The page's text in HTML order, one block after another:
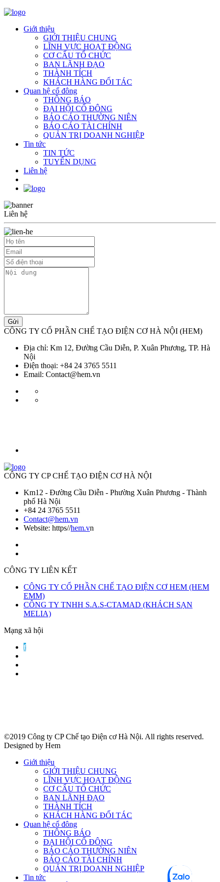
Giới thiệu
GIỚI THIỆU CHUNG
LĨNH VỰC HOẠT ĐỘNG
CƠ CẤU TỔ CHỨC
BAN LÃNH ĐẠO
THÀNH TÍCH
KHÁCH HÀNG ĐỐI TÁC
Quan hệ cổ đông
THÔNG BÁO
ĐẠI HỘI CỔ ĐÔNG
BÁO CÁO THƯỜNG NIÊN
BÁO CÁO TÀI CHÍNH
QUẢN TRỊ DOANH NGHIỆP
Tin tức
TIN TỨC
TUYỂN DỤNG
Liên hệ
Liên hệ
Gửi
CÔNG TY CỔ PHẦN CHẾ TẠO ĐIỆN CƠ HÀ NỘI (HEM)
Địa chỉ: Km 12, Đường Cầu Diễn, P. Xuân Phương, TP. Hà
Nội
Điện thoại: +84 24 3765 5511
Email: Contact@hem.vn
CÔNG TY CP CHẾ TẠO ĐIỆN CƠ HÀ NỘI
Km12 - Đường Cầu Diễn - Phường Xuân Phương - Thành
phố Hà Nội
+84 24 3765 5511
Contact@hem.vn
Website: https//hem.vn
CÔNG TY LIÊN KẾT
CÔNG TY CỔ PHẦN CHẾ TẠO ĐIỆN CƠ HEM (HEM
EMM)
CÔNG TY TNHH S.A.S-CTAMAD (KHÁCH SẠN
MELIA)
Mạng xã hội
f
©2019 Công ty CP Chế tạo Điện cơ Hà Nội. All rights reserved.
Designed by Hem
Giới thiệu
GIỚI THIỆU CHUNG
LĨNH VỰC HOẠT ĐỘNG
CƠ CẤU TỔ CHỨC
BAN LÃNH ĐẠO
THÀNH TÍCH
KHÁCH HÀNG ĐỐI TÁC
Quan hệ cổ đông
THÔNG BÁO
ĐẠI HỘI CỔ ĐÔNG
BÁO CÁO THƯỜNG NIÊN
BÁO CÁO TÀI CHÍNH
QUẢN TRỊ DOANH NGHIỆP
Tin tức